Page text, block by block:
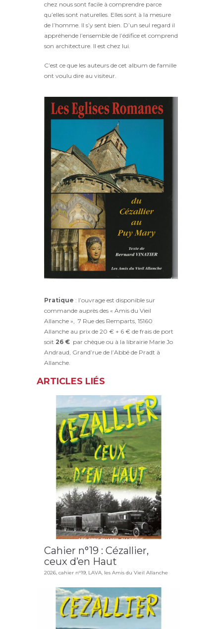
chez nous sont facile à comprendre parce
qu’elles sont natu­relles. Elles sont à la mesure
de l’homme. Il s’y sent bien. D’un seul regard il
appréhende l’ensemble de l’édifice et comprend
son architecture. Il est chez lui.
C’est ce que les auteurs de cet album de famille
ont voulu dire au visiteur.
Pratique : l’ouvrage est disponible sur
commande auprès des « Amis du Vieil
Allanche », 7 Rue des Remparts, 15160
Allanche au prix de 20 € + 6 € de frais de port
soit 26 € par chèque ou à la librairie Marie Jo
Andraud, Grand’rue de l’Abbé de Pradt à
Allanche.
ARTICLES LIÉS
Cahier n°19 : Cézallier,
ceux d’en Haut
2026, cahier n°19, LAVA, les Amis du Vieil Allanche